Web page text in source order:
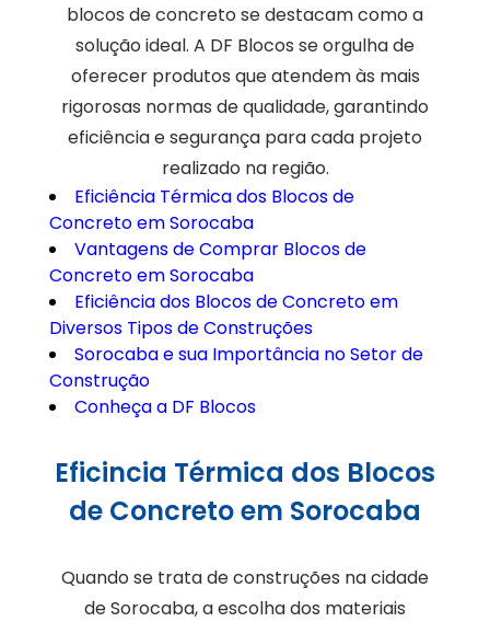
blocos de concreto se destacam como a
solução ideal. A DF Blocos se orgulha de
oferecer produtos que atendem às mais
rigorosas normas de qualidade, garantindo
eficiência e segurança para cada projeto
realizado na região.
Eficiência Térmica dos Blocos de
Concreto em Sorocaba
Vantagens de Comprar Blocos de
Concreto em Sorocaba
Eficiência dos Blocos de Concreto em
Diversos Tipos de Construções
Sorocaba e sua Importância no Setor de
Construção
Conheça a DF Blocos
Eficincia Térmica dos Blocos
de Concreto em Sorocaba
Quando se trata de construções na cidade
de Sorocaba, a escolha dos materiais